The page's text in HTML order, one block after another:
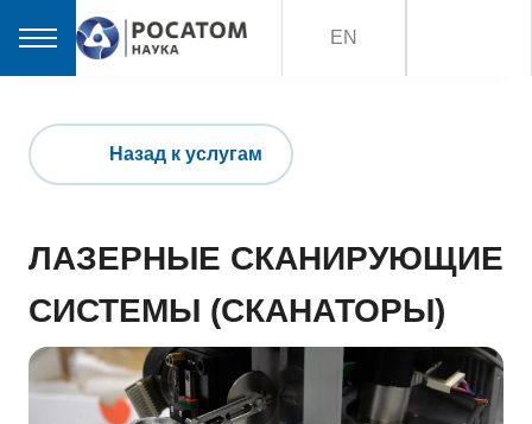
EN
Назад к услугам
ЛАЗЕРНЫЕ СКАНИРУЮЩИЕ
СИСТЕМЫ (СКАНАТОРЫ)